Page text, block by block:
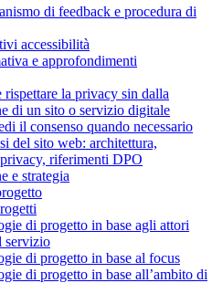
di feedback e procedura di
accessibilità
e approfondimenti
rispettare la privacy sin dalla
di un sito o servizio digitale
il consenso quando necessario
del sito web: architettura,
riferimenti DPO
e strategia
di progetto in base agli attori
servizio
di progetto in base al focus
di progetto in base all’ambito di